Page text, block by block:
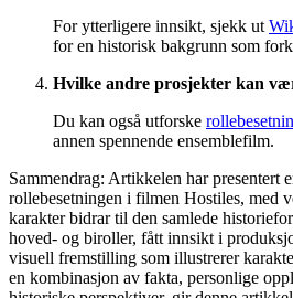
For ytterligere innsikt, sjekk ut
for en historisk bakgrunn som
Hvilke andre prosjekter kan
Du kan også utforske
annen spennende ensemblefilm.
Sammendrag: Artikkelen har presentert
rollebesetningen i filmen Hostiles, med
karakter bidrar til den samlede
hoved- og biroller, fått innsikt i
visuell fremstilling som illustrerer
en kombinasjon av fakta, personlige